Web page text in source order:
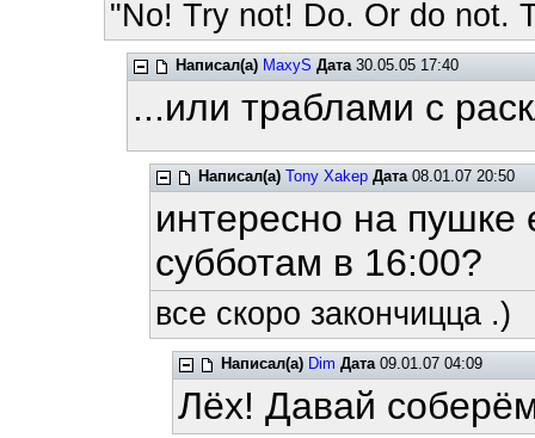
"No! Try not! Do. Or do not.
Написал(а) MaxyS Дата30.05.05 17:40
...или траблами с
Написал(а) Tony Xakep Дата08.01.07 20:50
интересно на
субботам в 16:00?
все скоро закончицца .)
Написал(а) Dim Дата09.01.07 04:09
Лёх! Давай